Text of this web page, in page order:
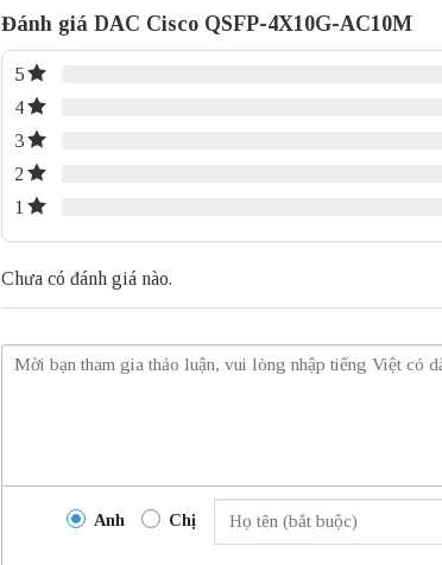
Đánh giá DAC Cisco QSFP-4X10G-AC10M
5
4
3
2
1
Chưa có đánh giá nào.
Anh Chị